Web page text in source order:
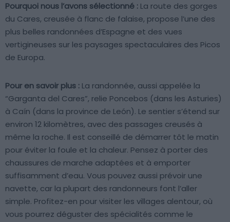
Pourquoi nous l’avons sélectionné : La route des gorges
du Cares, creusée à flanc de falaise, propose l’une des
plus belles randonnées d’Espagne et des vues
vertigineuses sur les paysages spectaculaires des Picos
de Europa.
Pour en savoir plus : La randonnée, aussi appelée la
“Garganta del Cares”, relie Poncebos (dans les Asturies)
à Caín (dans la province de León). Le sentier s’étend sur
environ 12 kilomètres, avec des passages creusés à
même la roche. Il est conseillé de démarrer tôt le matin
pour éviter la foule et la chaleur. Pensez à porter des
chaussures de marche adaptées et à emporter
suffisamment d’eau. Vous pouvez aussi prévoir une
navette, car la plupart des randonneurs font l’aller
simple. Profitez-en pour visiter les villages alentour, où
vous pourrez déguster des spécialités comme le